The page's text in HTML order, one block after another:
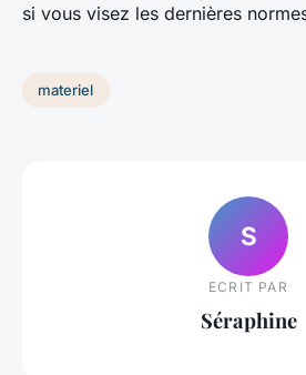
si vous visez les dernières
materiel
S
ECRIT PAR
Séraphine